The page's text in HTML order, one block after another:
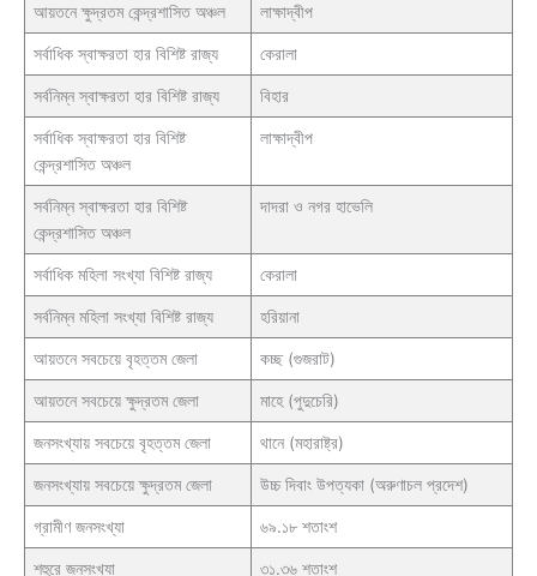
আয়তনে ক্ষুদ্রতম কেন্দ্রশাসিত অঞ্চল লাক্ষাদ্বীপ
সর্বাধিক স্বাক্ষরতা হার বিশিষ্ট রাজ্য কেরালা
সর্বনিম্ন স্বাক্ষরতা হার বিশিষ্ট রাজ্য বিহার
সর্বাধিক স্বাক্ষরতা হার বিশিষ্ট
কেন্দ্রশাসিত অঞ্চল
লাক্ষাদ্বীপ
সর্বনিম্ন স্বাক্ষরতা হার বিশিষ্ট
কেন্দ্রশাসিত অঞ্চল
দাদরা ও নগর হাভেলি
সর্বাধিক মহিলা সংখ্যা বিশিষ্ট রাজ্য কেরালা
সর্বনিম্ন মহিলা সংখ্যা বিশিষ্ট রাজ্য হরিয়ানা
আয়তনে সবচেয়ে বৃহত্তম জেলা কচ্ছ (গুজরাট)
আয়তনে সবচেয়ে ক্ষুদ্রতম জেলা মাহে (পুদুচেরি)
জনসংখ্যায় সবচেয়ে বৃহত্তম জেলা থানে (মহারাষ্ট্র)
জনসংখ্যায় সবচেয়ে ক্ষুদ্রতম জেলা উচ্চ দিবাং উপত্যকা (অরুণাচল প্রদেশ)
গ্রামীণ জনসংখ্যা ৬৯.১৮ শতাংশ
শহুরে জনসংখ্যা ৩১.৩৬ শতাংশ